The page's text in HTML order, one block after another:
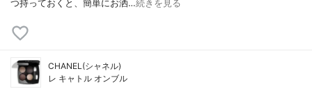
つ持っておくと、簡単にお洒…続きを見る
CHANEL(シャネル)
レ キャトル オンブル